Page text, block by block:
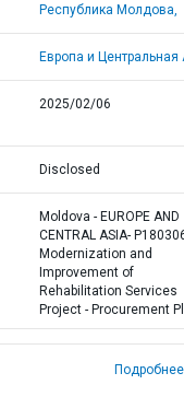
Республика Молдова,
Европа и Центральная
2025/02/06
Disclosed
Moldova - EUROPE AND
CENTRAL ASIA-
Modernization and
Improvement of
Rehabilitation Services
Project - Procurement
Подробнее